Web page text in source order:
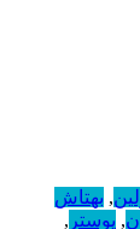
, بهتاش
, پوستر ,